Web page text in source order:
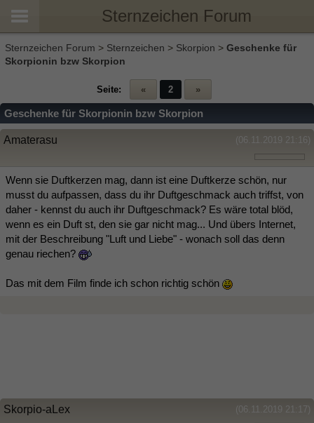
Sternzeichen Forum
Sternzeichen Forum > Sternzeichen > Skorpion > Geschenke für
Skorpionin bzw Skorpion
Seite: « 2 »
Geschenke für Skorpionin bzw Skorpion
(06.11.2019 21:16)
Amaterasu
Wenn sie Duftkerzen mag, dann ist eine Duftkerze schön, nur
musst du aufpassen, dass du ihr Duftgeschmack auch triffst, von
daher - kennst du auch ihr Duftgeschmack? Es wäre total blöd,
wenn es ein Duft st, den sie gar nicht mag... Und übers Internet,
mit der Beschreibung "Luft und Liebe" - wonach soll das denn
genau riechen?
Das mit dem Film finde ich schon richtig schön
(06.11.2019 21:17)
Skorpio-aLex